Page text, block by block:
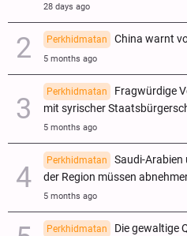
28 days ago
Perkhidmatan China warnt
5 months ago
Perkhidmatan
Fragwürdige
mit syrischer
5 months ago
Perkhidmatan
Saudi-Arabien
der Region müssen
5 months ago
Perkhidmatan Die gewaltige